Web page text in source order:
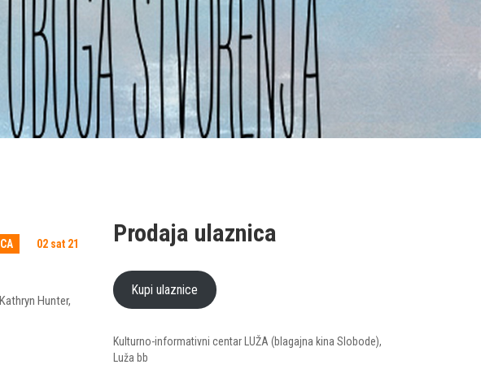
02 sat 21
Kathryn Hunter,
Prodaja ulaznica
Kupi ulaznice
Kulturno-informativni centar LUŽA (blagajna kina Slobode),
Luža bb